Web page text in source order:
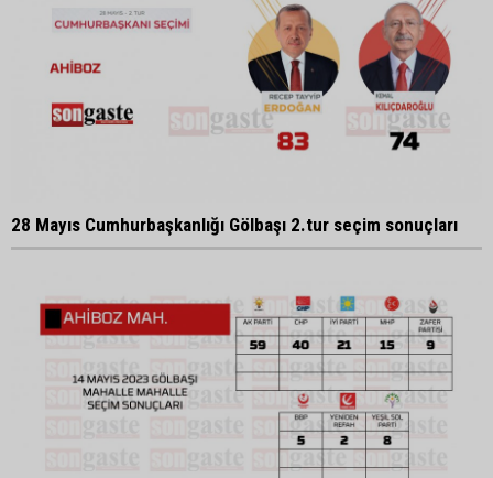
28 Mayıs Cumhurbaşkanlığı Gölbaşı 2.tur seçim sonuçları